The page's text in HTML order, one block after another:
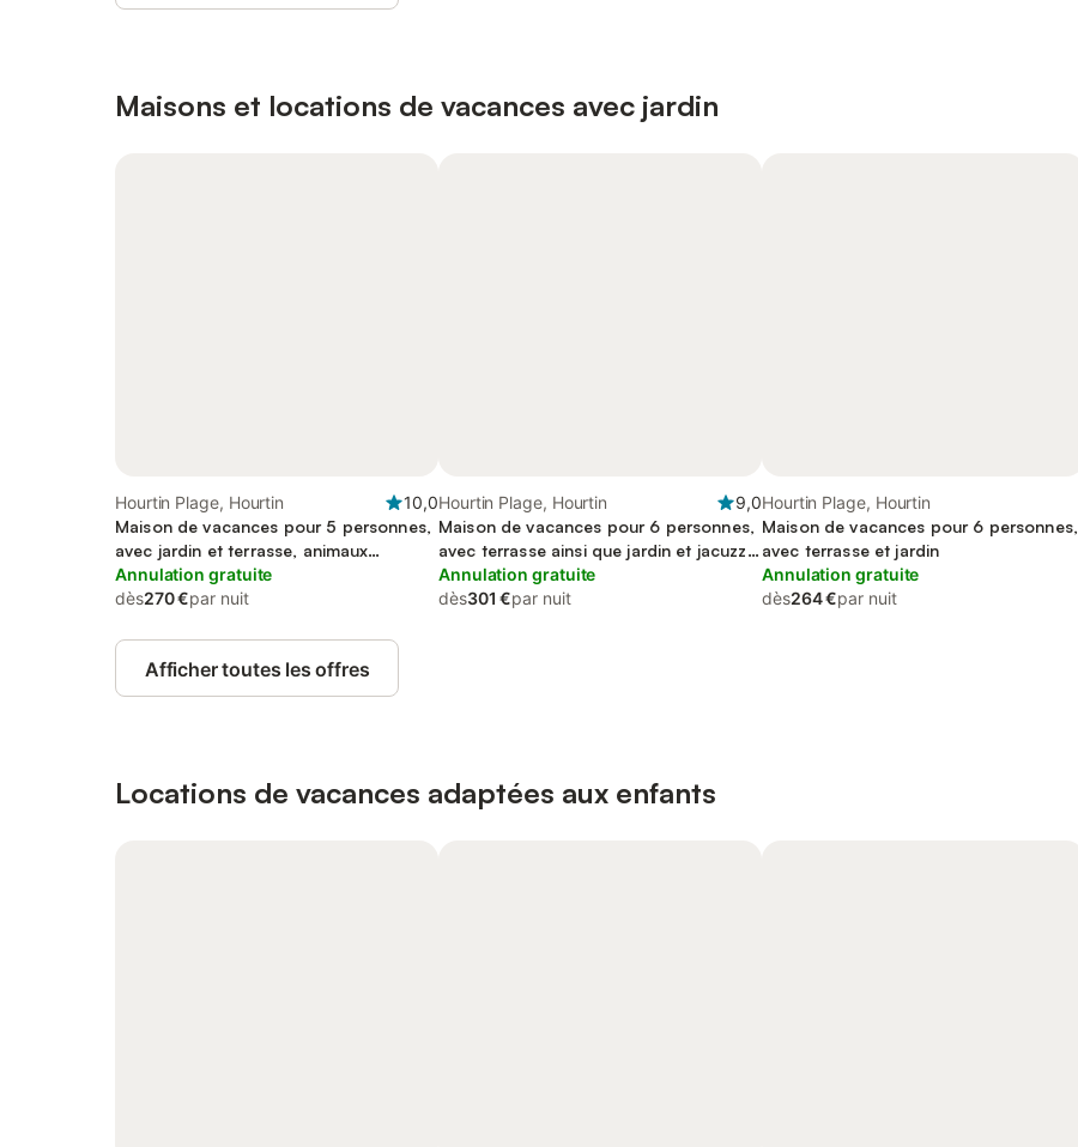
Maisons et locations de vacances avec jardin
Hourtin Plage, Hourtin
10,0
Maison de vacances pour 5 personnes,
avec jardin et terrasse, animaux
acceptés
Annulation gratuite
dès270 €par nuit
Hourtin Plage, Hourtin
9,0
Maison de vacances pour 6 personnes,
avec terrasse ainsi que jardin et jacuzzi,
animaux acceptés
Annulation gratuite
dès301 €par nuit
Hourtin Plage, Hourtin
Maison de vacances pour 6 personnes,
avec terrasse et jardin
Annulation gratuite
dès264 €par nuit
Afficher toutes les offres
Locations de vacances adaptées aux enfants